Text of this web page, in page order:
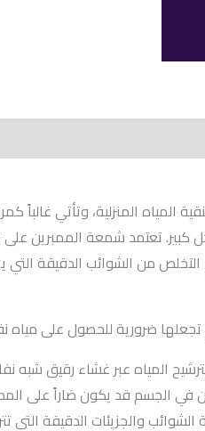
المياه المنزلية، وتأتي
التخلص من الشوائب الدقيقة
ضرورية للحصول على
المياه عبر غشاء رقيق شبه
في الجسم قد يكون ضاراً على